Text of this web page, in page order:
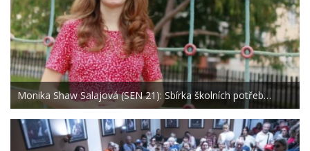
Monika Shaw Salajová (SEN 21): Sbírka školních potřeb…